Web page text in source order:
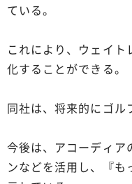
ている。
これにより、ウェイ
化することができる。
同社は、将来的にゴル
今後は、アコーディア
ンなどを活用し、『